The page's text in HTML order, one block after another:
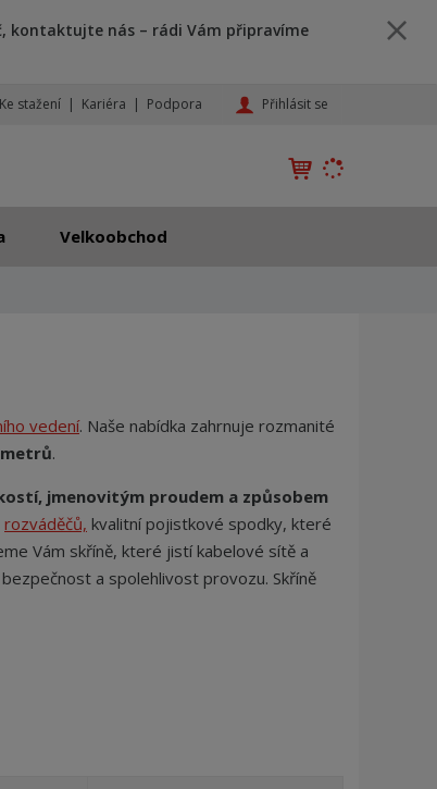
kontaktujte nás – rádi Vám připravíme
Ke stažení Kariéra Podpora Přihlásit se
Velkoobchod
vedení. Naše nabídka zahrnuje rozmanité
.
jmenovitým proudem a způsobem
rozváděčů, kvalitní pojistkové spodky, které
Vám skříně, které jistí kabelové sítě a
a spolehlivost provozu. Skříně